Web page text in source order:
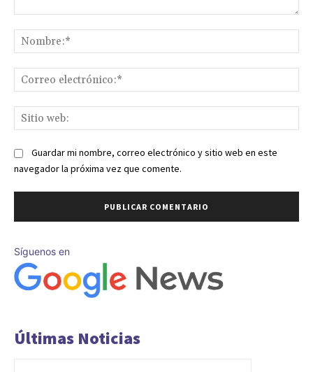
Guardar mi nombre, correo electrónico y sitio web en este
navegador la próxima vez que comente.
Síguenos en
Últimas Noticias